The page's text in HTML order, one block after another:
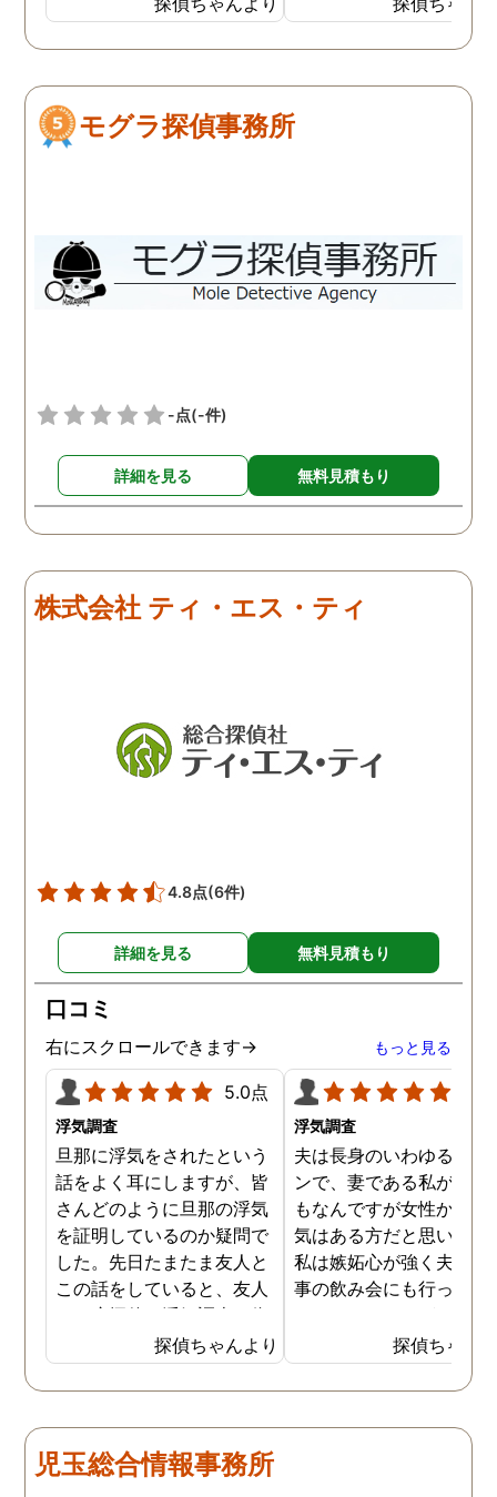
外で男と密会しているので
はないかと思い始めまし
な男と会っているのかを調
べてもらいました。１週間
かったと連絡がありまし
た。自分よりも10歳以上年
下の20代の男性と会い、し
士に依頼し、その証拠が元
で離婚となりました。 妻は
反省して男とは別れたよう
でしたが、お互い愛情はも
う冷めていることがわかっ
たので、離婚しようという
るので、浮気を疑って心配
ました。しかし追加調査
調査を失敗した時対処な
て依頼はできませんでし
中にもあくどい業者がい
らしいので、依頼の際は
くつか話を聞きに行った
モグラ探偵事務所
-点(-件)
詳細を見る 無料見積もり
株式会社 ティ・エス・ティ
4.8点(6件)
詳細を見る 無料見積もり
口コミ
右にスクロールできます→ もっと見る
5.0点
浮気調査
旦那に浮気をされたという
話をよく耳にしますが、皆
さんどのように旦那の浮気
を証明しているのか疑問で
した。先日たまたま友人と
この話をしていると、友人
は一度探偵に浮気調査を依
頼したことがあるとのこと
でした。その手があったか
と思い、普段私も旦那の浮
依頼してみることにしまし
た。探偵への依頼は思いの
探偵ちゃんより
浮気調査
夫は長身のいわゆるイケ
ンで、妻である私が言う
もなんですが女性からの
気はある方だと思います
私は嫉妬心が強く夫には
事の飲み会にも行ってほ
いに探偵に夫の浮気調査
依頼してしまいました。
んなことが夫にバレたら
せんが、万が一夫が浮気
探偵ちゃん
児玉総合情報事務所